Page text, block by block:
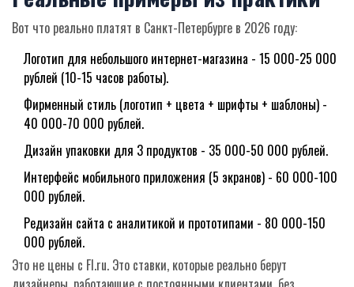
Вот что реально платят в Санкт-Петербурге в 2026 году:
Логотип для небольшого интернет-магазина - 15 000-25 000
рублей (10-15 часов работы).
Фирменный стиль (логотип + цвета + шрифты + шаблоны) -
40 000-70 000 рублей.
Дизайн упаковки для 3 продуктов - 35 000-50 000 рублей.
Интерфейс мобильного приложения (5 экранов) - 60 000-100
000 рублей.
Редизайн сайта с аналитикой и прототипами - 80 000-150
000 рублей.
Это не цены с Fl.ru. Это ставки, которые реально берут